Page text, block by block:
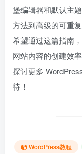
堡编辑器和默认主
方法到高级的可重
希望通过这篇指南
网站内容的创建效
探讨更多
待！
WordPress教程